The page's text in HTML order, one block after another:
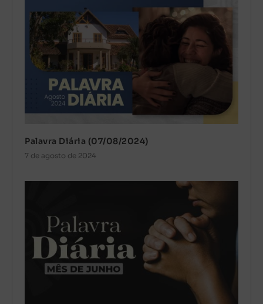
Palavra Diária (07/08/2024)
7 de agosto de 2024